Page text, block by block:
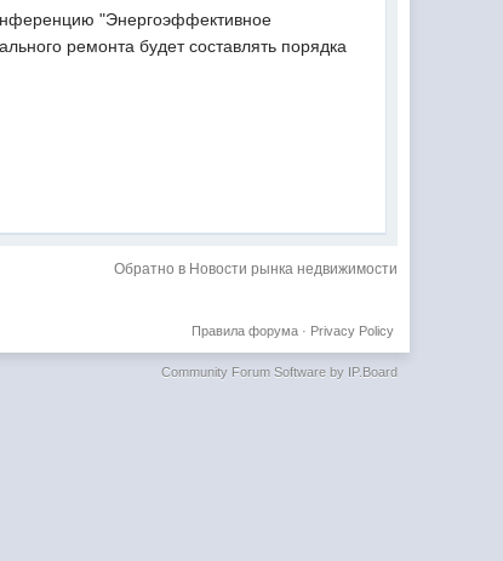
"Энергоэффективное
ремонта будет составлять порядка
Обратно в Новости рынка недвижимости
Privacy Policy
Правила форума·
Community Forum Software by IP.Board